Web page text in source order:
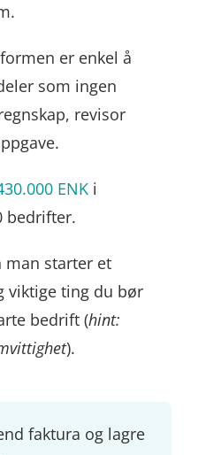
er enkel å
som ingen
revisor
ENKi
bedrifter.
man starter et
viktige ting du bør
bedrift (hint:
).
faktura og lagre